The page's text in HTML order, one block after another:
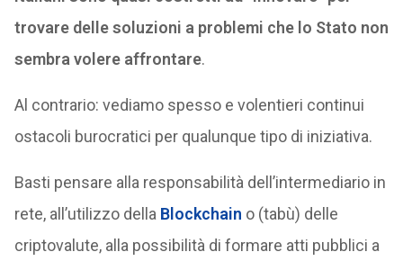
trovare delle soluzioni a problemi che lo Stato non
sembra volere affrontare.
Al contrario: vediamo spesso e volentieri continui
ostacoli burocratici per qualunque tipo di iniziativa.
Basti pensare alla responsabilità dell’intermediario in
rete, all’utilizzo della Blockchain o (tabù) delle
criptovalute, alla possibilità di formare atti pubblici a